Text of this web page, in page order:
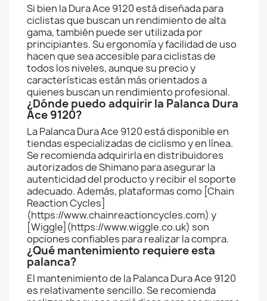
Si bien la Dura Ace 9120 está diseñada para
ciclistas que buscan un rendimiento de alta
gama, también puede ser utilizada por
principiantes. Su ergonomía y facilidad de uso
hacen que sea accesible para ciclistas de
todos los niveles, aunque su precio y
características están más orientados a
quienes buscan un rendimiento profesional.
¿Dónde puedo adquirir la Palanca Dura
Ace 9120?
La Palanca Dura Ace 9120 está disponible en
tiendas especializadas de ciclismo y en línea.
Se recomienda adquirirla en distribuidores
autorizados de Shimano para asegurar la
autenticidad del producto y recibir el soporte
adecuado. Además, plataformas como [Chain
Reaction Cycles]
(https://www.chainreactioncycles.com) y
[Wiggle](https://www.wiggle.co.uk) son
opciones confiables para realizar la compra.
¿Qué mantenimiento requiere esta
palanca?
El mantenimiento de la Palanca Dura Ace 9120
es relativamente sencillo. Se recomienda